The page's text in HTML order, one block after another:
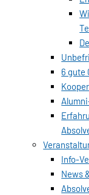
6 gute
Info-
News